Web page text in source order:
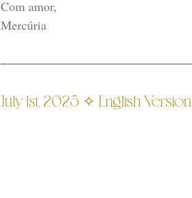
Com amor,
Mercúria
July 1st, 2025 ✧ English Version